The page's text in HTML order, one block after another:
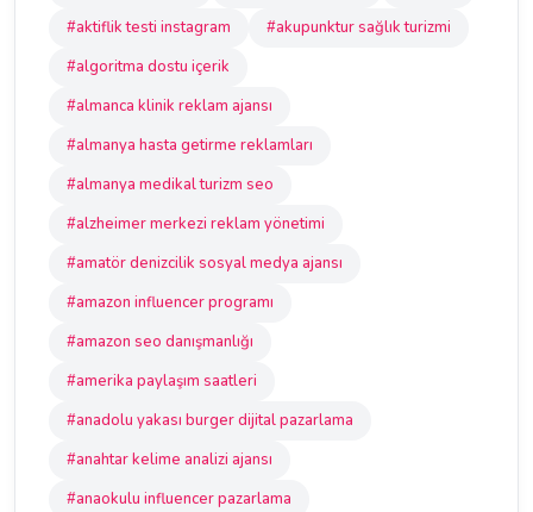
#aktiflik testi instagram
#akupunktur sağlık turizmi
#algoritma dostu içerik
#almanca klinik reklam ajansı
#almanya hasta getirme reklamları
#almanya medikal turizm seo
#alzheimer merkezi reklam yönetimi
#amatör denizcilik sosyal medya ajansı
#amazon influencer programı
#amazon seo danışmanlığı
#amerika paylaşım saatleri
#anadolu yakası burger dijital pazarlama
#anahtar kelime analizi ajansı
#anaokulu influencer pazarlama